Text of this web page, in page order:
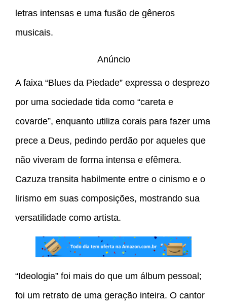
letras intensas e uma fusão de gêneros
musicais.
Anúncio
A faixa “Blues da Piedade” expressa o desprezo
por uma sociedade tida como “careta e
covarde”, enquanto utiliza corais para fazer uma
prece a Deus, pedindo perdão por aqueles que
não viveram de forma intensa e efêmera.
Cazuza transita habilmente entre o cinismo e o
lirismo em suas composições, mostrando sua
versatilidade como artista.
“Ideologia” foi mais do que um álbum pessoal;
foi um retrato de uma geração inteira. O cantor